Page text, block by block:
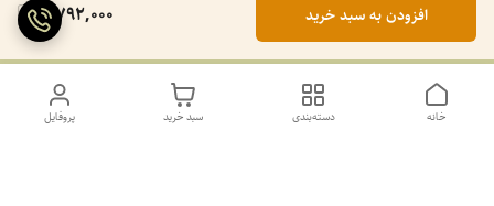
2,792,000 افزودن به سبد خرید
پروفایل سبد خرید دسته‌بندی خانه